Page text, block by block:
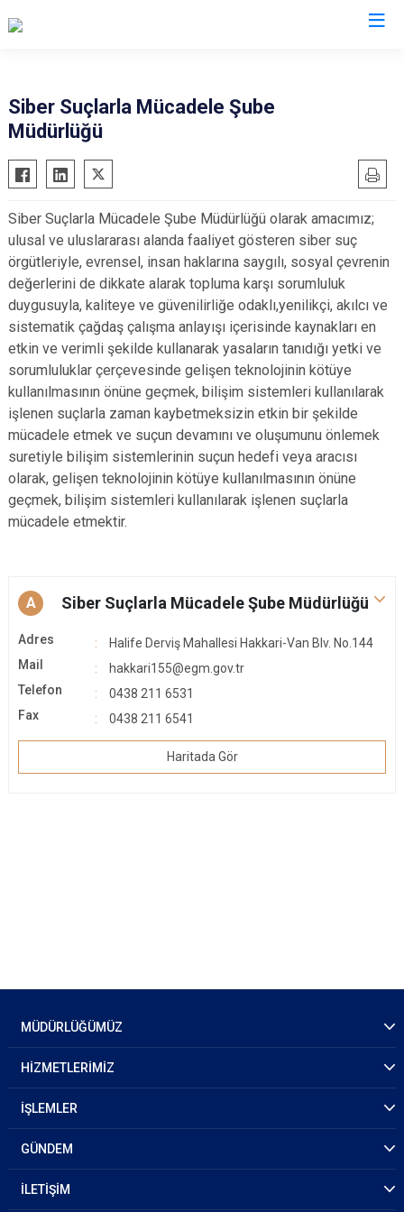
Siber Suçlarla Mücadele Şube
Müdürlüğü
Siber Suçlarla Mücadele Şube Müdürlüğü olarak amacımız;
ulusal ve uluslararası alanda faaliyet gösteren siber suç
örgütleriyle, evrensel, insan haklarına saygılı, sosyal çevrenin
değerlerini de dikkate alarak topluma karşı sorumluluk
duygusuyla, kaliteye ve güvenilirliğe odaklı,yenilikçi, akılcı ve
sistematik çağdaş çalışma anlayışı içerisinde kaynakları en
etkin ve verimli şekilde kullanarak yasaların tanıdığı yetki ve
sorumluluklar çerçevesinde gelişen teknolojinin kötüye
kullanılmasının önüne geçmek, bilişim sistemleri kullanılarak
işlenen suçlarla zaman kaybetmeksizin etkin bir şekilde
mücadele etmek ve suçun devamını ve oluşumunu önlemek
suretiyle bilişim sistemlerinin suçun hedefi veya aracısı
olarak, gelişen teknolojinin kötüye kullanılmasının önüne
geçmek, bilişim sistemleri kullanılarak işlenen suçlarla
mücadele etmektir.
A Siber Suçlarla Mücadele Şube Müdürlüğü
Adres
Halife Derviş Mahallesi Hakkari-Van Blv. No.144
Mail
hakkari155@egm.gov.tr
Telefon
0438 211 6531
Fax
0438 211 6541
Haritada Gör
MÜDÜRLÜĞÜMÜZ
HİZMETLERİMİZ
İŞLEMLER
GÜNDEM
İLETİŞİM